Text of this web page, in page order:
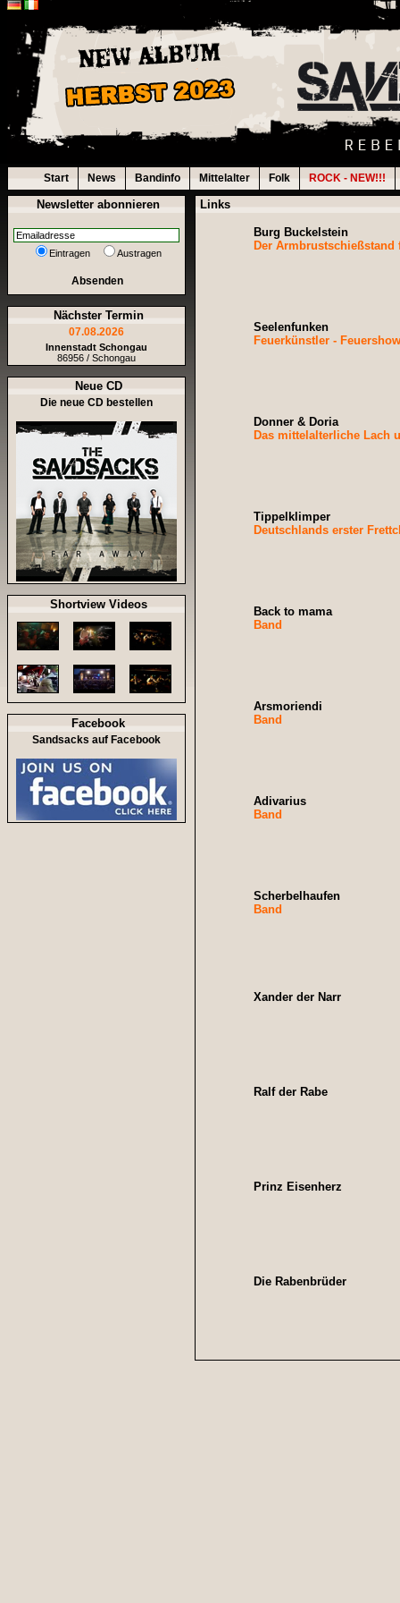
Start News Bandinfo Mittelalter Folk ROCK - NEW!!!
Newsletter abonnieren
Eintragen Austragen
Absenden
Nächster Termin
07.08.2026
Innenstadt Schongau
86956 / Schongau
Neue CD
Die neue CD bestellen
Shortview Videos
Facebook
Sandsacks auf Facebook
Links
Burg Buckelstein
Der
Seelenfunken
Feuerkünstler -
Donner & Doria
Das mittelalterliche Lach
Tippelklimper
Deutschlands erster
Back to mama
Band
Arsmoriendi
Band
Adivarius
Band
Scherbelhaufen
Band
Xander der Narr
Ralf der Rabe
Prinz Eisenherz
Die Rabenbrüder